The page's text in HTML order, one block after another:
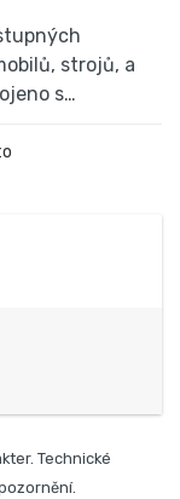
strojů, a
s…
Technické